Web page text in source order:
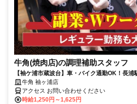
牛角(焼肉店)の調理補助スタッフ
【袖ケ浦市蔵波台】車・バイク通勤OK！長
OK★お試し勤務も大歓迎♪
牛角 袖ヶ浦店
アクセス お問い合わせください
時給1,250円～1,625円